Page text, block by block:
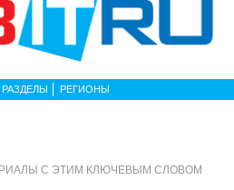
РАЗДЕЛЫ РЕГИОНЫ
С ЭТИМ КЛЮЧЕВЫМ СЛОВОМ